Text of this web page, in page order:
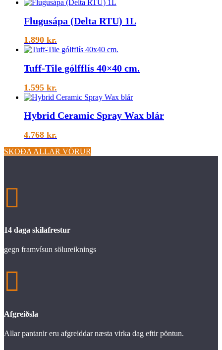
Flugusápa (Delta RTU) 1L
1.890 kr.
Tuff-Tile gólfflís 40×40 cm.
1.595 kr.
Hybrid Ceramic Spray Wax blár
4.768 kr.
SKOÐA ALLAR VÖRUR

14 daga skilafrestur
gegn framvísun sölureiknings

Afgreiðsla
Allar pantanir eru afgreiddar næsta virka dag eftir pöntun.